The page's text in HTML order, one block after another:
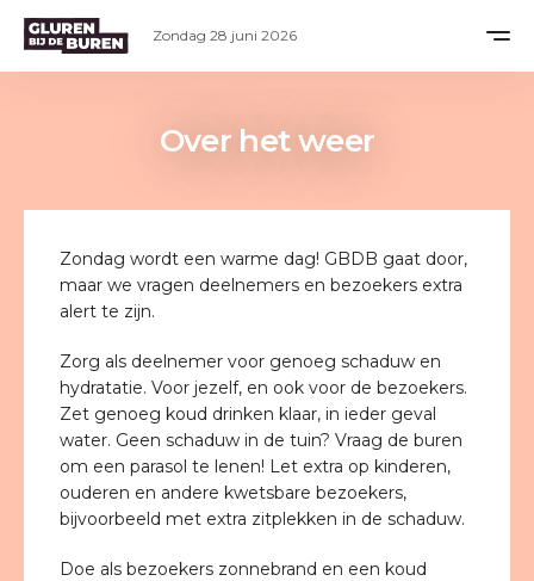
Over het weer
Zondag wordt een warme dag! GBDB gaat door,
maar we vragen deelnemers en bezoekers extra
alert te zijn.
Zorg als deelnemer voor genoeg schaduw en
hydratatie. Voor jezelf, en ook voor de bezoekers.
Zet genoeg koud drinken klaar, in ieder geval
water. Geen schaduw in de tuin? Vraag de buren
om een parasol te lenen! Let extra op kinderen,
ouderen en andere kwetsbare bezoekers,
bijvoorbeeld met extra zitplekken in de schaduw.
Doe als bezoekers zonnebrand en een koud
Zondag 28 juni 2026